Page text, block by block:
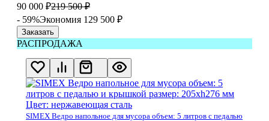
90 000 ₽219 500 ₽
- 59%Экономия 129 500 ₽
Заказать
РАСПРОДАЖА
SIMEX Ведро напольное для мусора объем: 5 литров с педалью